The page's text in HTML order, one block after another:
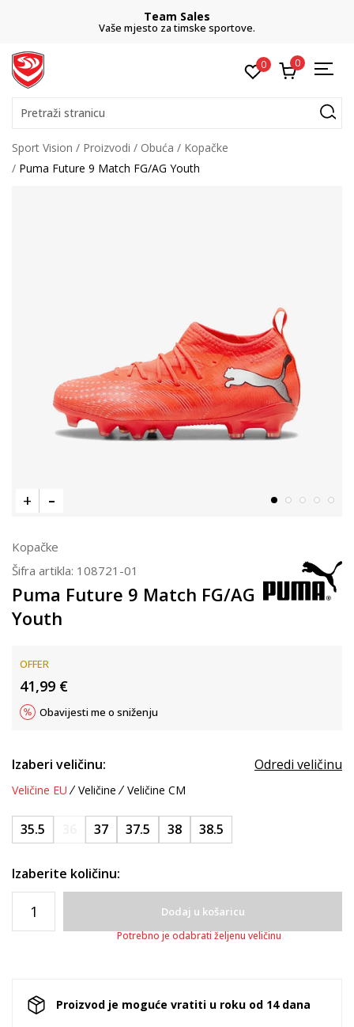
Team Sales
Vaše mjesto za timske sportove.
0 0
Pretraži stranicu
Sport Vision Proizvodi Obuća
Kopačke
Puma Future 9 Match FG/AG Youth
Kopačke
Šifra artikla: 108721-01
Puma Future 9 Match FG/AG
Youth
OFFER
41,99 €
Obavijesti me o sniženju
Izaberi veličinu: Odredi veličinu
Veličine EU Veličine Veličine CM
35.5 37 37.5 38 38.5
Izaberite količinu:
Dodaj u košaricu
Potrebno je odabrati željenu veličinu
Proizvod je moguće vratiti u roku od 14 dana